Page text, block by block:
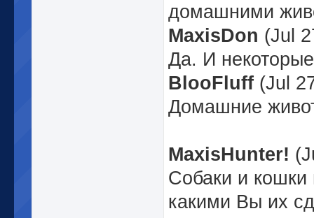
домашними
MaxisDon (Jul
Да. И
BlooFluff (Jul
Домашние
MaxisHunter!
Собаки и кошки
какими Вы их